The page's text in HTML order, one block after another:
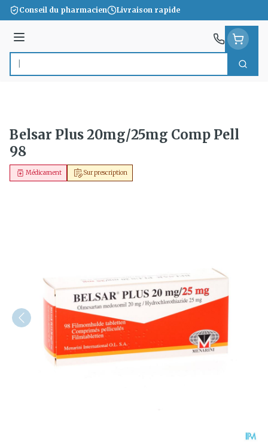
Aller au contenu
Conseil du pharmacien Livraison rapide
Menu
Rechercher
Belsar Plus 20mg/25mg Comp Pell
98
Sur prescription
Médicament